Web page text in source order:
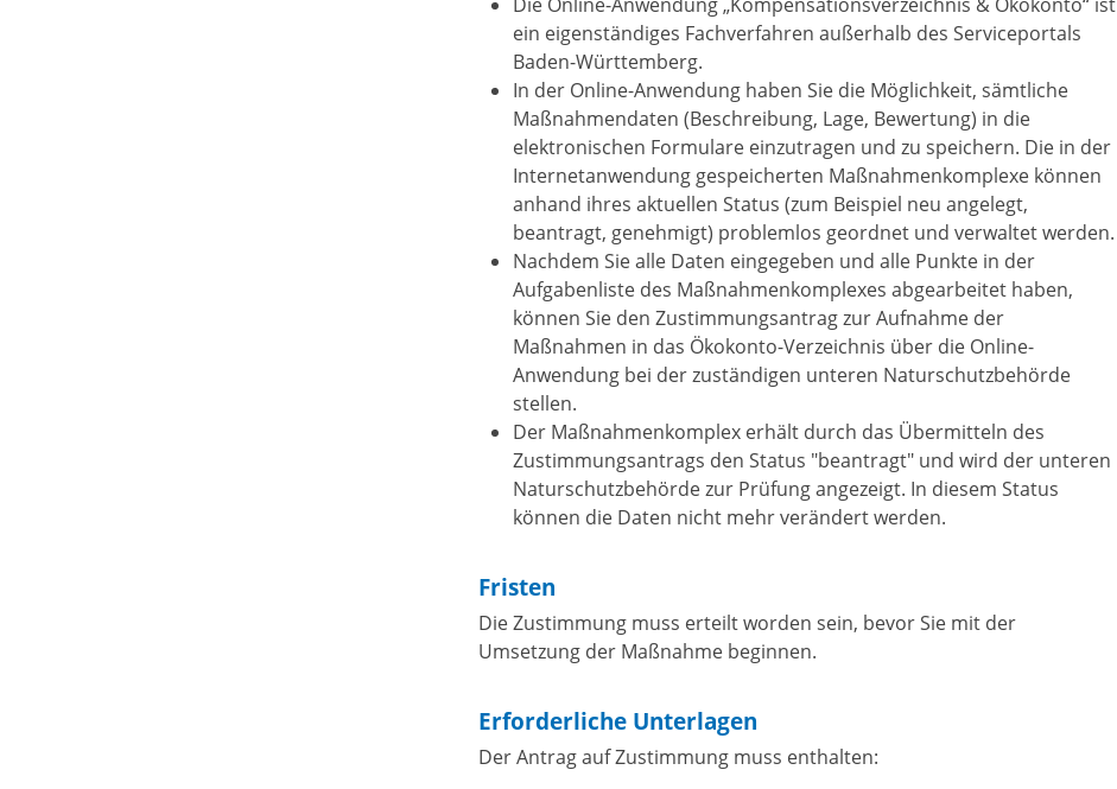
ein eigenständiges Fachverfahren außerhalb des Serviceportals
Baden-Württemberg.
In der Online-Anwendung haben Sie die Möglichkeit, sämtliche
Maßnahmendaten (Beschreibung, Lage, Bewertung) in die
elektronischen Formulare einzutragen und zu speichern. Die in der
Internetanwendung gespeicherten Maßnahmenkomplexe können
anhand ihres aktuellen Status (zum Beispiel neu angelegt,
beantragt, genehmigt) problemlos geordnet und verwaltet werden.
Nachdem Sie alle Daten eingegeben und alle Punkte in der
Aufgabenliste des Maßnahmenkomplexes abgearbeitet haben,
können Sie den Zustimmungsantrag zur Aufnahme der
Maßnahmen in das Ökokonto-Verzeichnis über die Online-
Anwendung bei der zuständigen unteren Naturschutzbehörde
stellen.
Der Maßnahmenkomplex erhält durch das Übermitteln des
Zustimmungsantrags den Status "beantragt" und wird der unteren
Naturschutzbehörde zur Prüfung angezeigt. In diesem Status
können die Daten nicht mehr verändert werden.
Fristen
Die Zustimmung muss erteilt worden sein, bevor Sie mit der
Umsetzung der Maßnahme beginnen.
Erforderliche Unterlagen
Der Antrag auf Zustimmung muss enthalten: